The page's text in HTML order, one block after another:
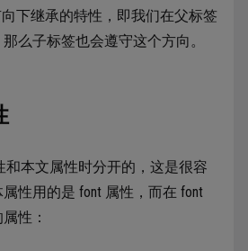
向下继承的特性，即我们在父标签
么子标签也会遵守这个方向。
和本文属性时分开的，这是很容
性用的是 font 属性，而在 font
性：